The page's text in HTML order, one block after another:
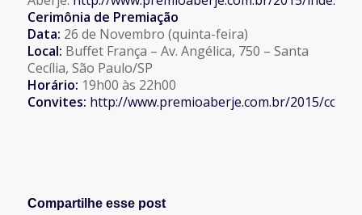
Cerimônia de Premiação
Data: 26 de Novembro (quinta-feira)
Local: Buffet França – Av. Angélica, 750 – Santa
Cecília, São Paulo/SP
Horário: 19h00 às 22h00
Convites: http://www.premioaberje.com.br/2015/
Compartilhe esse post